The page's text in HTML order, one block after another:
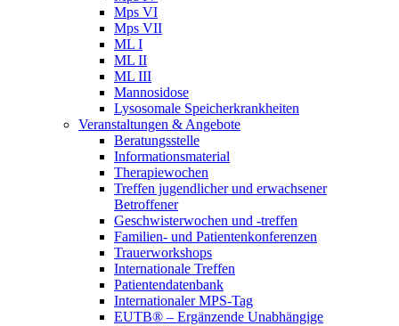
Mps VI
Mps VII
ML I
ML II
ML III
Mannosidose
Lysosomale Speicherkrankheiten
Veranstaltungen & Angebote
Beratungsstelle
Informationsmaterial
Therapiewochen
Treffen jugendlicher und erwachsener
Betroffener
Geschwisterwochen und -treffen
Familien- und Patientenkonferenzen
Trauerworkshops
Internationale Treffen
Patientendatenbank
Internationaler MPS-Tag
EUTB® – Ergänzende Unabhängige